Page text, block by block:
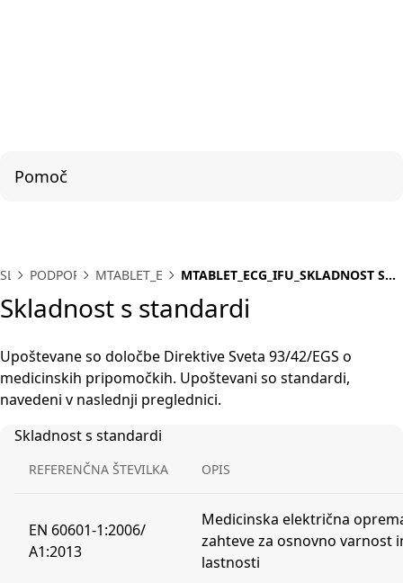
Pomoč
SL PODPORA MTABLET_ECG MTABLET_ECG_IFU_SKLADNOST S
Skladnost s standardi
Upoštevane so določbe Direktive Sveta 93/42/EGS o
medicinskih pripomočkih. Upoštevani so standardi,
navedeni v naslednji preglednici.
Skladnost s standardi
REFERENČNA ŠTEVILKA OPIS
EN 60601-1:2006/
A1:2013
Medicinska električna
zahteve za osnovno varnost
lastnosti